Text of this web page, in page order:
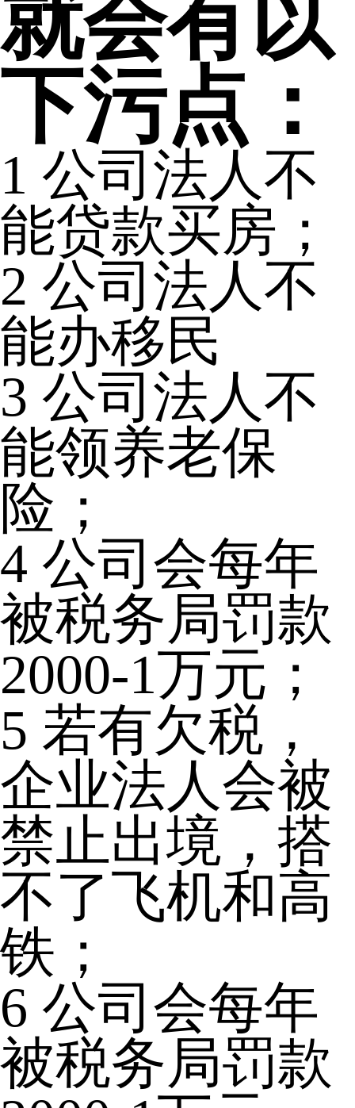
就会有以
下污点：
1 公司法人不
能贷款买房；
2 公司法人不
能办移民
3 公司法人不
能领养老保
险；
4 公司会每年
被税务局罚款
2000-1万元；
5 若有欠税，
企业法人会被
禁止出境，搭
不了飞机和高
铁；
6 公司会每年
被税务局罚款